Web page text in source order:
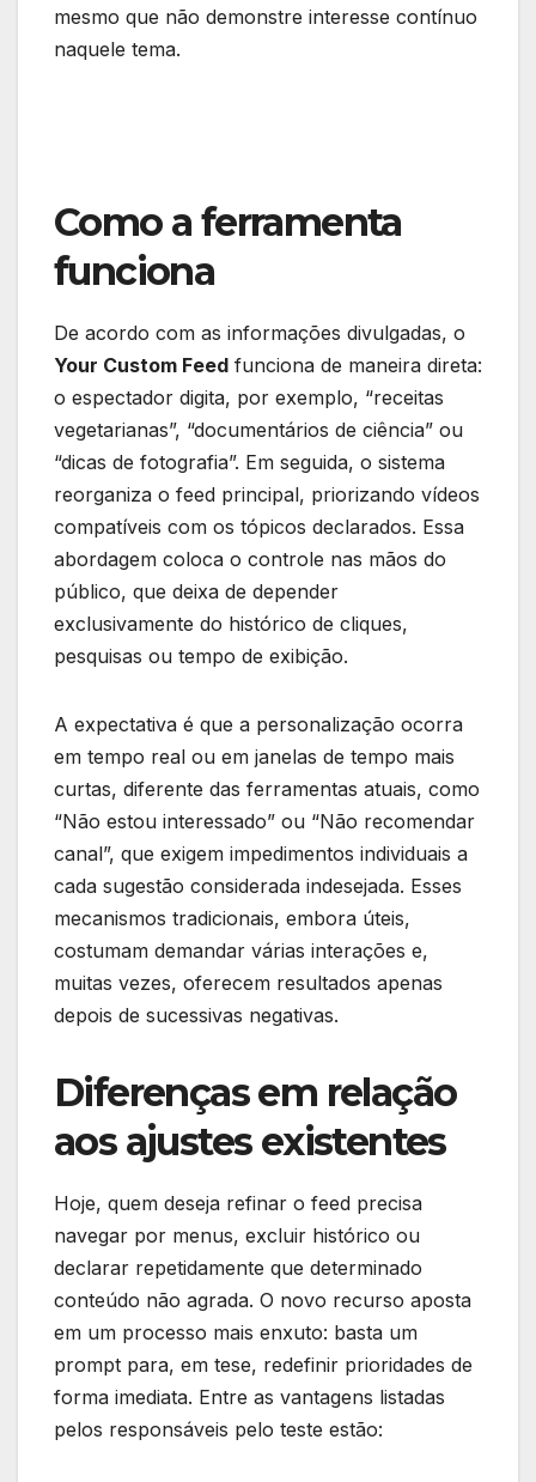
mesmo que não demonstre interesse contínuo
naquele tema.
Como a ferramenta
funciona
De acordo com as informações divulgadas, o
Your Custom Feed funciona de maneira direta:
o espectador digita, por exemplo, “receitas
vegetarianas”, “documentários de ciência” ou
“dicas de fotografia”. Em seguida, o sistema
reorganiza o feed principal, priorizando vídeos
compatíveis com os tópicos declarados. Essa
abordagem coloca o controle nas mãos do
público, que deixa de depender
exclusivamente do histórico de cliques,
pesquisas ou tempo de exibição.
A expectativa é que a personalização ocorra
em tempo real ou em janelas de tempo mais
curtas, diferente das ferramentas atuais, como
“Não estou interessado” ou “Não recomendar
canal”, que exigem impedimentos individuais a
cada sugestão considerada indesejada. Esses
mecanismos tradicionais, embora úteis,
costumam demandar várias interações e,
muitas vezes, oferecem resultados apenas
depois de sucessivas negativas.
Diferenças em relação
aos ajustes existentes
Hoje, quem deseja refinar o feed precisa
navegar por menus, excluir histórico ou
declarar repetidamente que determinado
conteúdo não agrada. O novo recurso aposta
em um processo mais enxuto: basta um
prompt para, em tese, redefinir prioridades de
forma imediata. Entre as vantagens listadas
pelos responsáveis pelo teste estão: